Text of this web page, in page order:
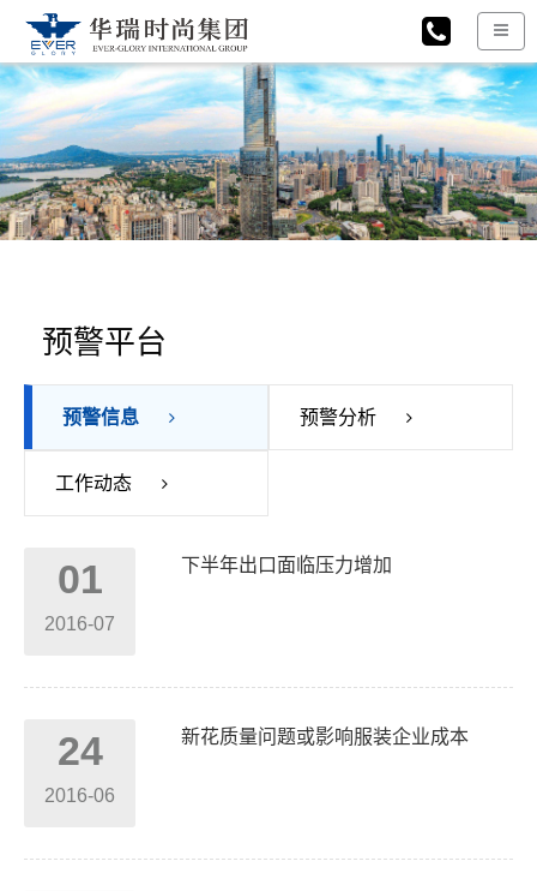
预警平台
预警信息 预警分析
工作动态
01
2016-07
下半年出口面临压力增加
24
2016-06
新花质量问题或影响服装企业成本